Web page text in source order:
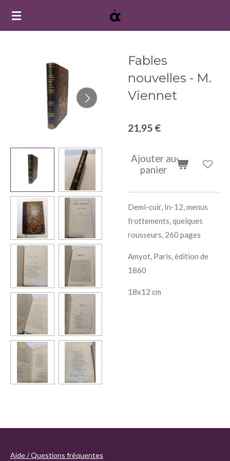
Passer
Fables
nouvelles - M.
Viennet
21,95 €
Ajouter au
panier
Demi-cuir, In-12, menus
frottements, quelques
rousseurs, 260 pages
Amyot, Paris, édition de
1860
18x12 cm
Aide / Questions fréquentes